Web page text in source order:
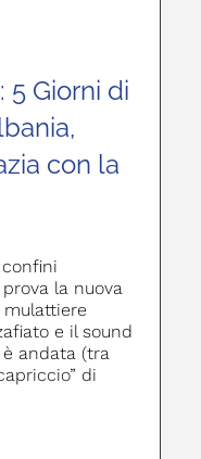
5 Giorni di
con la
la nuova
mulattiere
e il sound
andata (tra
di